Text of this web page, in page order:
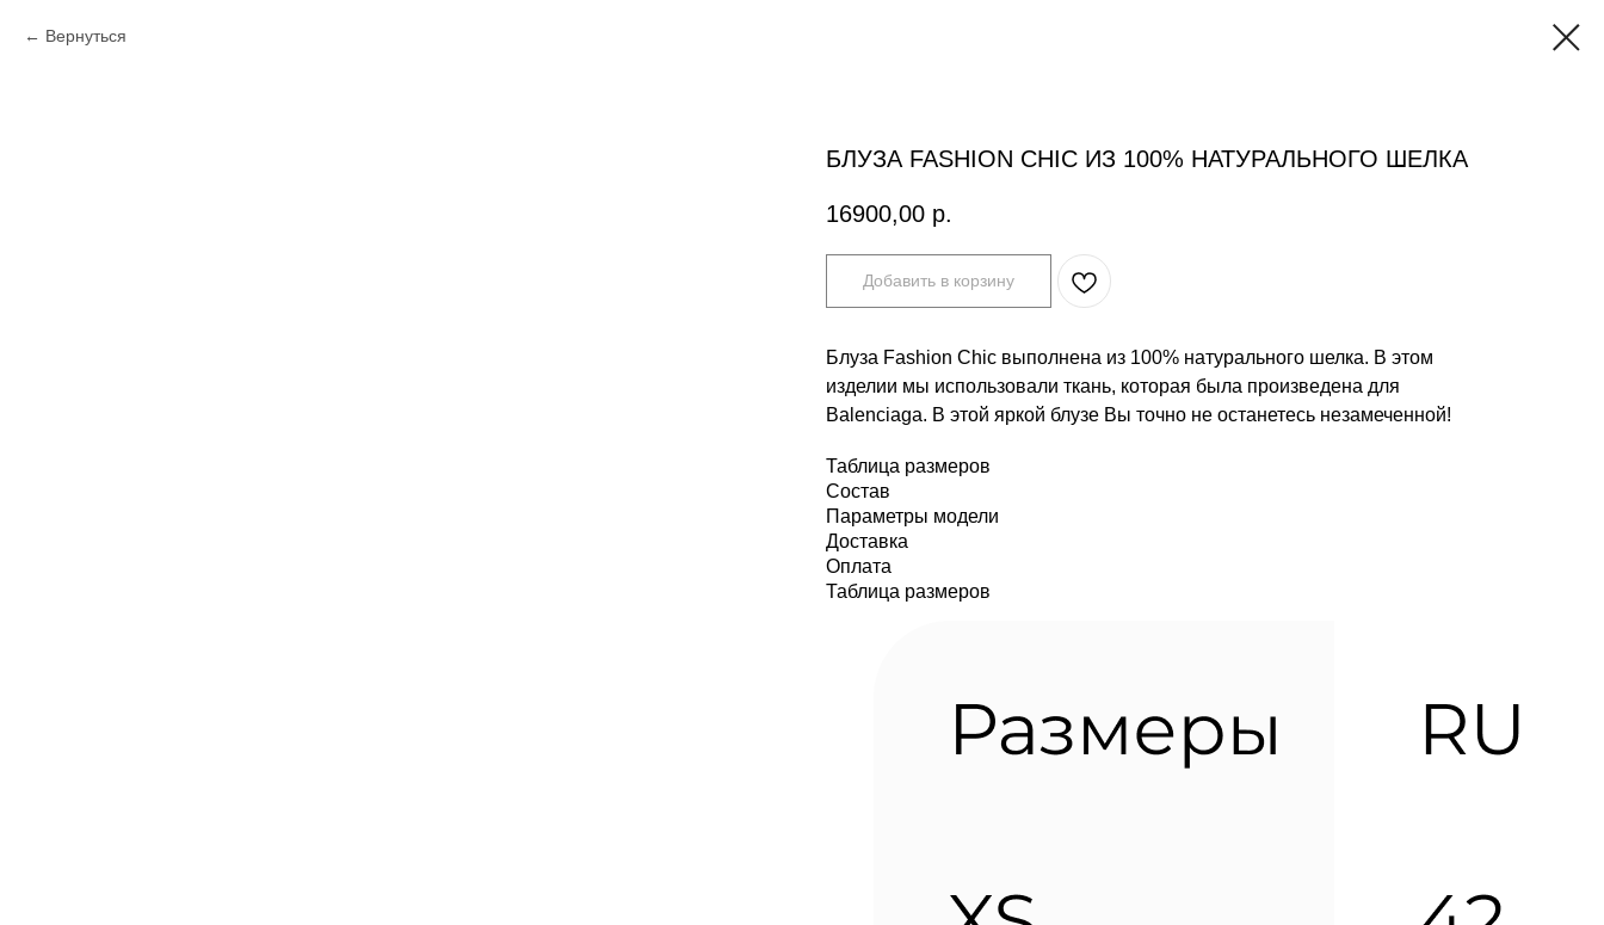
Вернуться
БЛУЗА FASHION CHIC ИЗ 100% НАТУРАЛЬНОГО ШЕЛКА
16900,00 р.
Добавить в корзину
Блуза Fashion Chic выполнена из 100% натурального шелка. В этом
изделии мы использовали ткань, которая была произведена для
Balenciaga. В этой яркой блузе Вы точно не останетесь незамеченной!
Таблица размеров
Состав
Параметры модели
Доставка
Оплата
Таблица размеров